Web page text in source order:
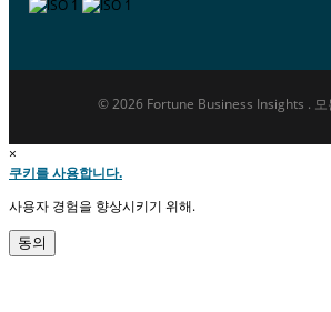
© 2026 Fortune Business Insights . 모
×
쿠키를 사용합니다.
사용자 경험을 향상시키기 위해.
동의